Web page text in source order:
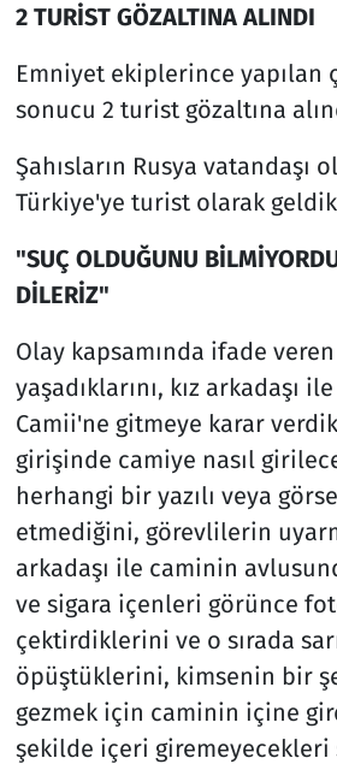
2 TURİST GÖZALTINA ALINDI
Emniyet ekiplerince yapılan
sonucu 2 turist gözaltına
Şahısların Rusya vatandaşı
Türkiye'ye turist olarak
"SUÇ OLDUĞUNU
DİLERİZ"
Olay kapsamında ifade veren
yaşadıklarını, kız arkadaşı
Camii'ne gitmeye karar
girişinde camiye nasıl
herhangi bir yazılı veya
etmediğini, görevlilerin
arkadaşı ile caminin
ve sigara içenleri görünce
çektirdiklerini ve o sırada
öpüştüklerini, kimsenin bir
gezmek için caminin içine
şekilde içeri giremeyecekleri